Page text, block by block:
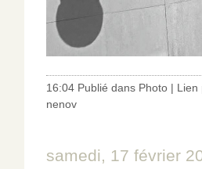
16:04 Publié dans Photo | Lien
nenov
samedi, 17 février